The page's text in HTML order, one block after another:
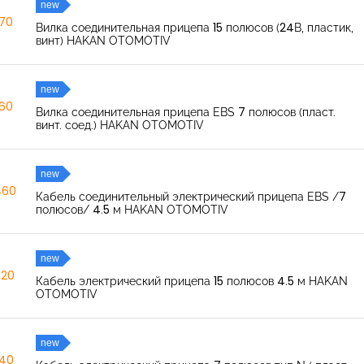
new
Вилка соединительная прицепа 15 полюсов (24В, пластик,
винт) HAKAN OTOMOTIV
new
Вилка соединительная прицепа EBS 7 полюсов (пласт.
винт. соед.) HAKAN OTOMOTIV
new
Кабель соединительный электрический прицепа EBS /7
полюсов/ 4.5 м HAKAN OTOMOTIV
new
Кабель электрический прицепа 15 полюсов 4.5 м HAKAN
OTOMOTIV
new